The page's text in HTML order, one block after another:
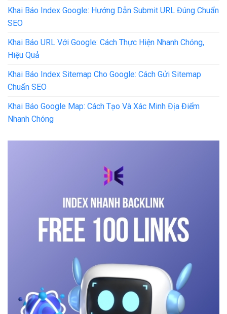
Khai Báo Index Google: Hướng Dẫn Submit URL Đúng Chuẩn
SEO
Khai Báo URL Với Google: Cách Thực Hiện Nhanh Chóng,
Hiệu Quả
Khai Báo Index Sitemap Cho Google: Cách Gửi Sitemap
Chuẩn SEO
Khai Báo Google Map: Cách Tạo Và Xác Minh Địa Điểm
Nhanh Chóng